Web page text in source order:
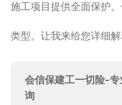
施工项目提供全面保护
类型。让我来给您详细解
会信保建工一切险-
询